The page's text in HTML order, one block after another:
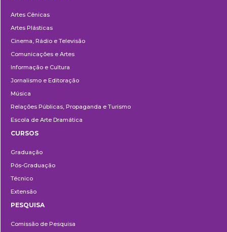
Artes Cênicas
Artes Plásticas
Cinema, Rádio e Televisão
Comunicações e Artes
Informação e Cultura
Jornalismo e Editoração
Música
Relações Públicas, Propaganda e Turismo
Escola de Arte Dramática
CURSOS
Graduação
Pós-Graduação
Técnico
Extensão
PESQUISA
Comissão de Pesquisa